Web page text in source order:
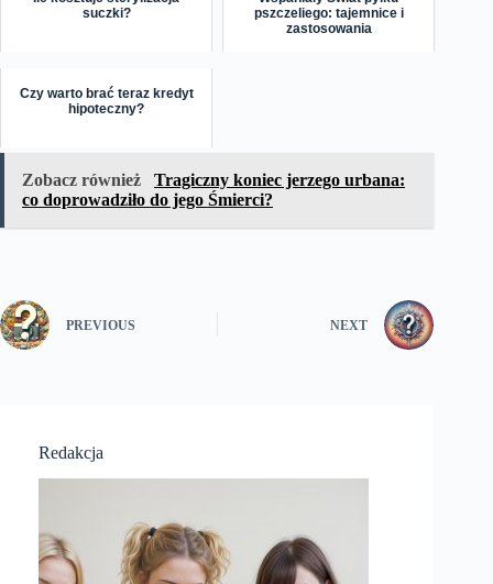
suczki?
pszczeliego: tajemnice i
zastosowania
Czy warto brać teraz kredyt
hipoteczny?
Zobacz również
Tragiczny koniec jerzego urbana:
co doprowadziło do jego Śmierci?
PREVIOUS NEXT
Redakcja